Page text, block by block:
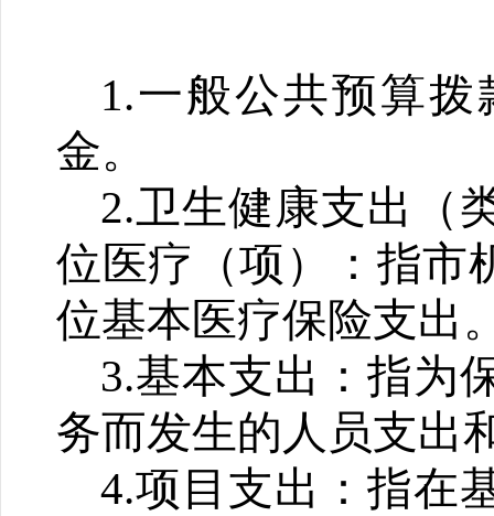
1.一般公共预算
金。
2.卫生健康支出（
位医疗（项）：指市
位基本医疗保险支出
3.基本支出：指为
务而发生的人员支出
4.项目支出：指在